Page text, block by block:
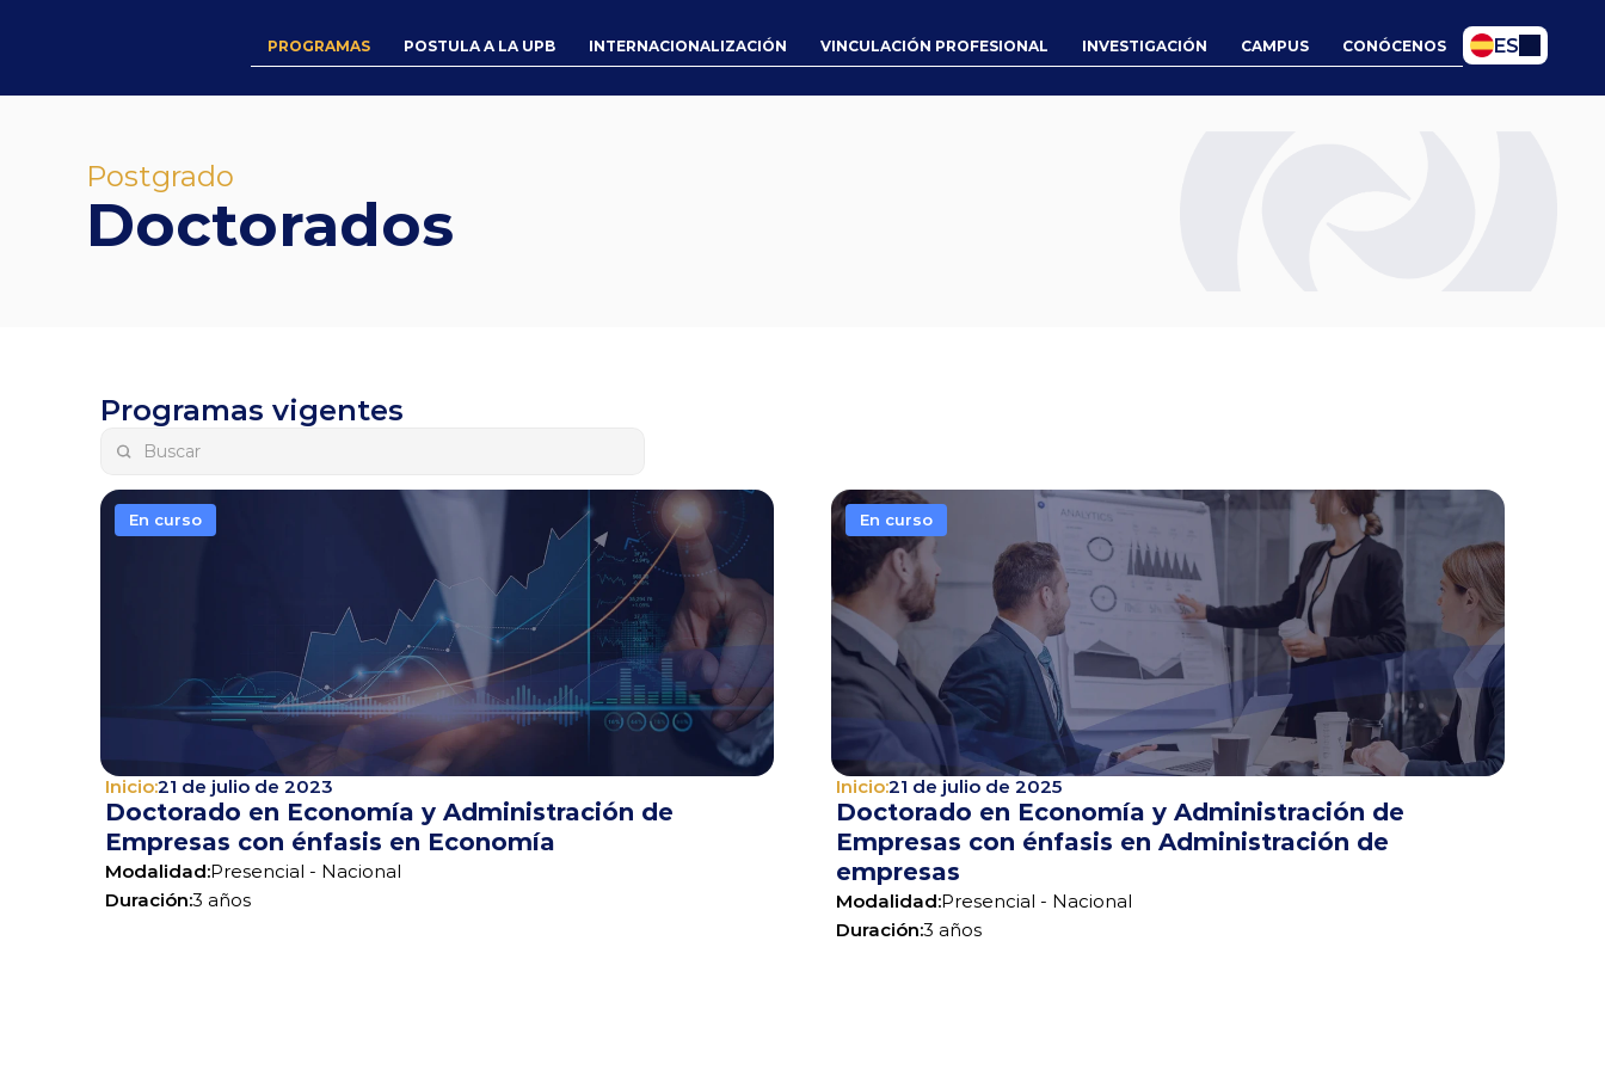
PROGRAMAS POSTULA A LA UPB INTERNACIONALIZACIÓN VINCULACIÓN PROFESIONAL INVESTIGACIÓN CAMPUS CONÓCENOS
Select Language
ES
Postgrado
Doctorados
Programas vigentes
Inicio:21 de julio de 2023
Doctorado en Economía y Administración de
Empresas con énfasis en Economía
Modalidad:Presencial - Nacional
Duración:3 años
En curso
Inicio:21 de julio de 2025
Doctorado en Economía y Administración de
Empresas con énfasis en Administración de
empresas
Modalidad:Presencial - Nacional
Duración:3 años
En curso